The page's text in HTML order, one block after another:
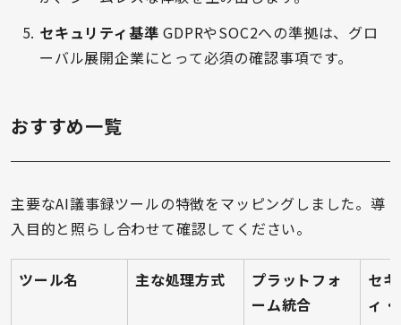
セキュリティ基準 GDPRやSOC2への準拠は、グロ
ーバル展開企業にとって必須の確認事項です。
おすすめ一覧
主要なAI議事録ツールの特徴をマッピングしました。導
入目的と照らし合わせて確認してください。
ツール名 主な処理方式
プラットフォ
ーム統合
セ
ィ